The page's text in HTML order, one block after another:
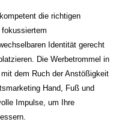
die richtigen
Identität gerecht
Die Werbetrommel in
dem Ruch der Anstößigkeit
Hand, Fuß und
Impulse, um Ihre